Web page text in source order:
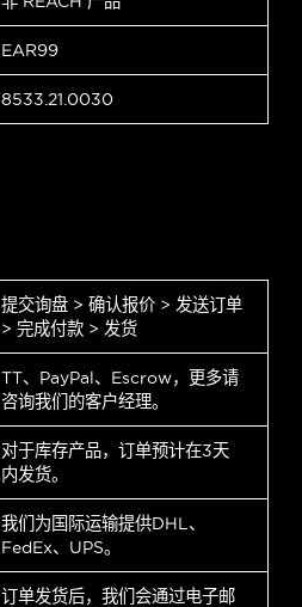
EAR99
8533.21.0030
提交询盘 > 确认报价 > 发送订单
> 完成付款 > 发货
TT、PayPal、Escrow，更多请
咨询我们的客户经理。
对于库存产品，订单预计在3天
内发货。
我们为国际运输提供DHL、
FedEx、UPS。
订单发货后，我们会通过电子邮